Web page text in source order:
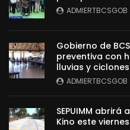
ADMIERTBCSGOB
Gobierno de
preventiva con
lluvias y
ADMIERTBCSGOB
SEPUIMM
Kino este